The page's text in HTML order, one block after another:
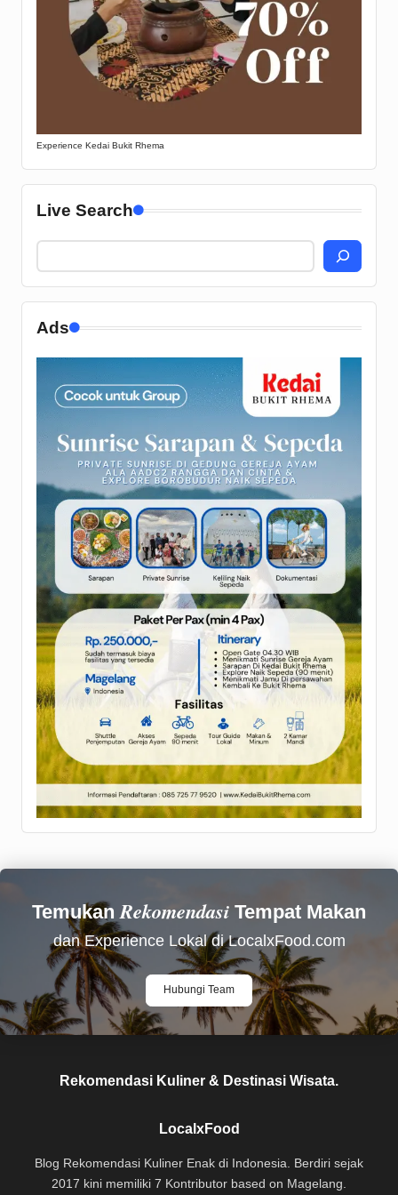
Experience Kedai Bukit Rhema
Live Search
Ads
Temukan Rekomendasi Tempat Makan
dan Experience Lokal di LocalxFood.com
Hubungi Team
Rekomendasi Kuliner & Destinasi Wisata.
LocalxFood
Blog Rekomendasi Kuliner Enak di Indonesia. Berdiri sejak
2017 kini memiliki 7 Kontributor based on Magelang.